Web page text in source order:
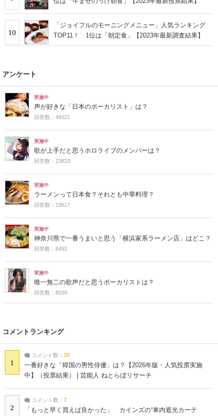
10
「ジョイフルのモーニングメニュー」人気ランキング
TOP11！ 1位は「朝定食」【2023年最新調査結果】
アンケート
実施中
声が好きな「日本のボーカリスト」は？
回答数：49321
実施中
歌が上手だと思うホロライブのメンバーは？
回答数：23823
実施中
ラーメンって日本食？それとも中華料理？
回答数：19617
実施中
神奈川県で一番うまいと思う「横浜家系ラーメン店」はどこ？
回答数：8492
実施中
唯一無二の歌声だと思うボーカリストは？
回答数：8039
コメントランキング
1
コメント数： 20
一番好きな「韓国の男性俳優」は？【2026年版・人気投票実施
中】（投票結果） | 芸能人 ねとらぼリサーチ
2
コメント数： 7
「もっと早く買えば良かった」 カインズの“車内遮光カーテ